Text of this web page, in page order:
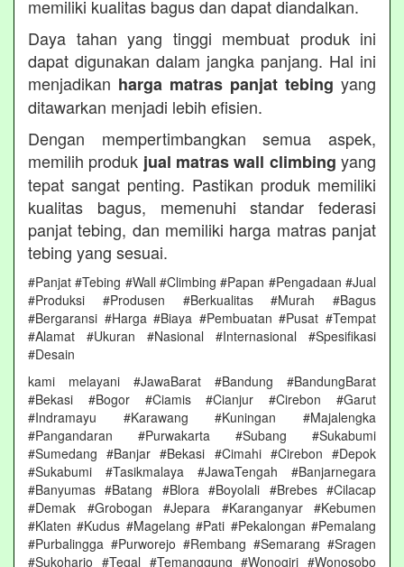
memiliki kualitas bagus dan dapat diandalkan.
Daya tahan yang tinggi membuat produk ini
dapat digunakan dalam jangka panjang. Hal ini
menjadikan harga matras panjat tebing yang
ditawarkan menjadi lebih efisien.
Dengan mempertimbangkan semua aspek,
memilih produk jual matras wall climbing yang
tepat sangat penting. Pastikan produk memiliki
kualitas bagus, memenuhi standar federasi
panjat tebing, dan memiliki harga matras panjat
tebing yang sesuai.
#Panjat #Tebing #Wall #Climbing #Papan #Pengadaan #Jual
#Produksi #Produsen #Berkualitas #Murah #Bagus
#Bergaransi #Harga #Biaya #Pembuatan #Pusat #Tempat
#Alamat #Ukuran #Nasional #Internasional #Spesifikasi
#Desain
kami melayani #JawaBarat #Bandung #BandungBarat
#Bekasi #Bogor #Ciamis #Cianjur #Cirebon #Garut
#Indramayu #Karawang #Kuningan #Majalengka
#Pangandaran #Purwakarta #Subang #Sukabumi
#Sumedang #Banjar #Bekasi #Cimahi #Cirebon #Depok
#Sukabumi #Tasikmalaya #JawaTengah #Banjarnegara
#Banyumas #Batang #Blora #Boyolali #Brebes #Cilacap
#Demak #Grobogan #Jepara #Karanganyar #Kebumen
#Klaten #Kudus #Magelang #Pati #Pekalongan #Pemalang
#Purbalingga #Purworejo #Rembang #Semarang #Sragen
#Sukoharjo #Tegal #Temanggung #Wonogiri #Wonosobo